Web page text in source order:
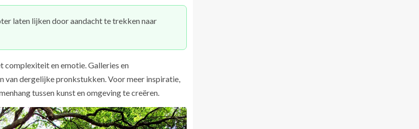
laten lijken door aandacht te trekken naar
complexiteit en emotie. Galleries en
van dergelijke pronkstukken. Voor meer inspiratie,
tussen kunst en omgeving te creëren.